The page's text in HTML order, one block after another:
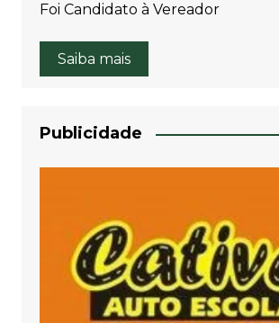
Foi Candidato à Vereador
Saiba mais
Publicidade